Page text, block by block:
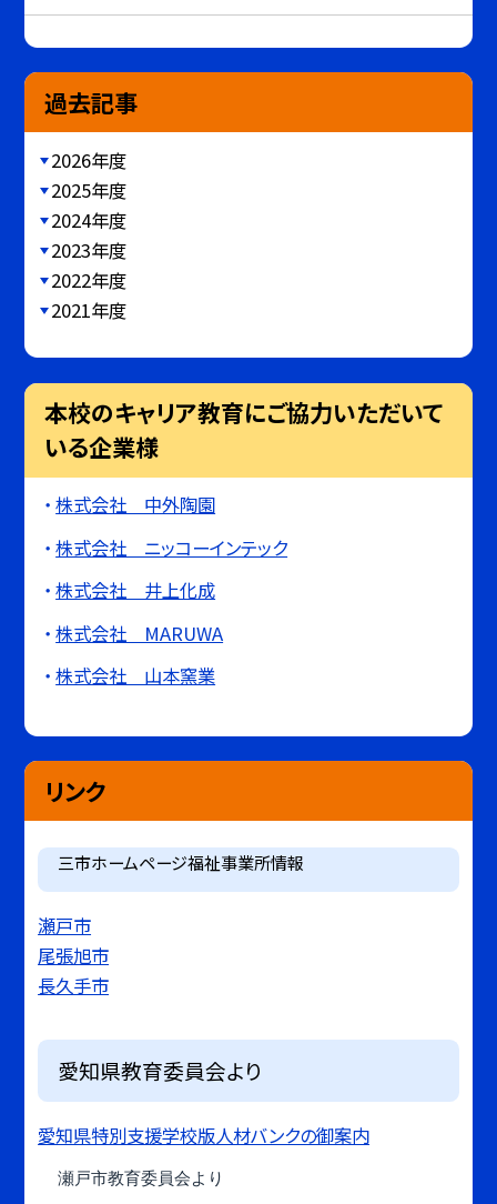
過去記事
2026年度
2025年度
2024年度
2023年度
2022年度
2021年度
本校のキャリア教育にご協力いただいて
いる企業様
株式会社 中外陶園
株式会社 ニッコーインテック
株式会社 井上化成
株式会社 MARUWA
株式会社 山本窯業
リンク
三市ホームページ福祉事業所情報
瀬戸市
尾張旭市
長久手市
愛知県教育委員会より
愛知県特別支援学校版人材バンクの御案内
瀬戸市教育委員会より